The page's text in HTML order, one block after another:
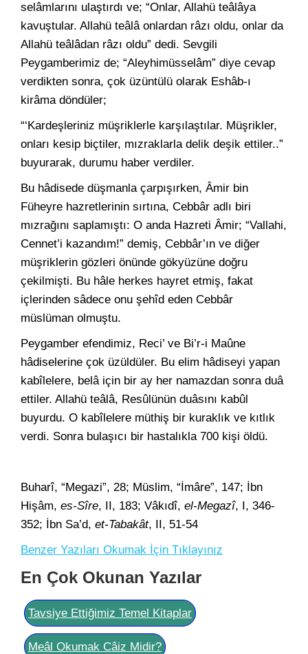
selâmlarını ulaştırdı ve; “Onlar, Allahü teâlâya
kavuştular. Allahü teâlâ onlardan râzı oldu, onlar da
Allahü teâlâdan râzı oldu” dedi. Sevgili
Peygamberimiz de; “Aleyhimüsselâm” diye cevap
verdikten sonra, çok üzüntülü olarak Eshâb-ı
kirâma döndüler;
“‘Kardeşleriniz müşriklerle karşılaştılar. Müşrikler,
onları kesip biçtiler, mızraklarla delik deşik ettiler..”
buyurarak, durumu haber verdiler.
Bu hâdisede düşmanla çarpışırken, Âmir bin
Füheyre hazretlerinin sırtına, Cebbâr adlı biri
mızrağını saplamıştı: O anda Hazreti Âmir; “Vallahi,
Cennet’i kazandım!” demiş, Cebbâr’ın ve diğer
müşriklerin gözleri önünde gökyüzüne doğru
çekilmişti. Bu hâle herkes hayret etmiş, fakat
içlerinden sâdece onu şehîd eden Cebbâr
müslüman olmuştu.
Peygamber efendimiz, Reci’ ve Bi’r-i Maûne
hâdiselerine çok üzüldüler. Bu elim hâdiseyi yapan
kabîlelere, belâ için bir ay her namazdan sonra duâ
ettiler. Allahü teâlâ, Resûlünün duâsını kabûl
buyurdu. O kabîlelere müthiş bir kuraklık ve kıtlık
verdi. Sonra bulaşıcı bir hastalıkla 700 kişi öldü.
Buharî, “Megazi”, 28; Müslim, “İmâre”, 147; İbn
Hişâm, es-Sîre, II, 183; Vâkıdî, el-Megazî, I, 346-
352; İbn Sa’d, et-Tabakât, II, 51-54
Benzer Yazıları Okumak İçin Tıklayınız
En Çok Okunan Yazılar
Tavsiye Ettiğimiz Temel Kitaplar
Meâl Okumak Câiz Midir?